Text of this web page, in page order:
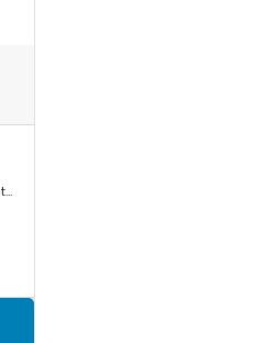
Mercedes Sprinter, VW Crafter, Toyota Commuter/Coaster